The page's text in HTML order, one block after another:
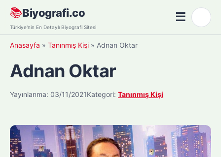
Skip
content
📚Biyografi.co
Türkiye'nin En Detaylı Biyografi Sitesi
☰Menü
Anasayfa » Tanınmış Kişi » Adnan Oktar
Adnan Oktar
Yayınlanma: 03/11/2021Kategori: Tanınmış Kişi